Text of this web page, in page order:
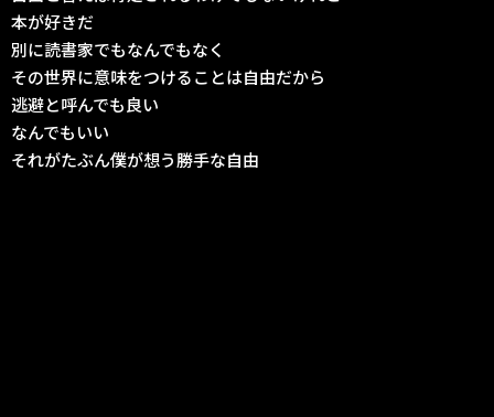
本が好きだ
別に読書家でもなんでもなく
その世界に意味をつけることは自由だから
逃避と呼んでも良い
なんでもいい
それがたぶん僕が想う勝手な自由